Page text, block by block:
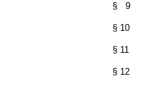
§ 9
§ 10
§ 11
§ 12